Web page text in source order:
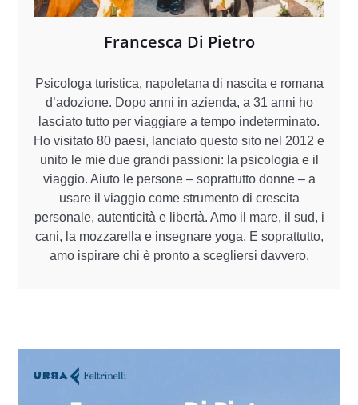
Francesca Di Pietro
Psicologa turistica, napoletana di nascita e romana
d’adozione. Dopo anni in azienda, a 31 anni ho
lasciato tutto per viaggiare a tempo indeterminato.
Ho visitato 80 paesi, lanciato questo sito nel 2012 e
unito le mie due grandi passioni: la psicologia e il
viaggio. Aiuto le persone – soprattutto donne – a
usare il viaggio come strumento di crescita
personale, autenticità e libertà. Amo il mare, il sud, i
cani, la mozzarella e insegnare yoga. E soprattutto,
amo ispirare chi è pronto a scegliersi davvero.